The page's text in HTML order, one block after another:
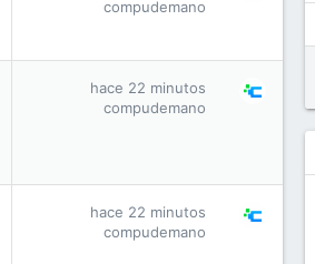
compudemano
hace 22 minutos
compudemano
hace 22 minutos
compudemano